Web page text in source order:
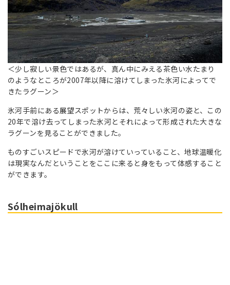
＜少し寂しい景色ではあるが、真ん中にみえる茶色い水たまり
のようなところが2007年以降に溶けてしまった氷河によってで
きたラグーン＞
氷河手前にある展望スポットからは、荒々しい氷河の姿と、この
20年で溶け去ってしまった氷河とそれによって形成された大きな
ラグーンを見ることができました。
ものすごいスピードで氷河が溶けていっていること、地球温暖化
は現実なんだということをここに来ると身をもって体感すること
ができます。
Sólheimajökull